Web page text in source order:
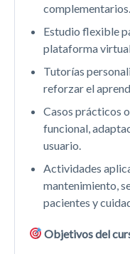
complementarios.
Estudio flexible
plataforma
Tutorías
reforzar el
Casos prácticos
funcional,
usuario.
Actividades
mantenimiento,
pacientes y
Objetivos del